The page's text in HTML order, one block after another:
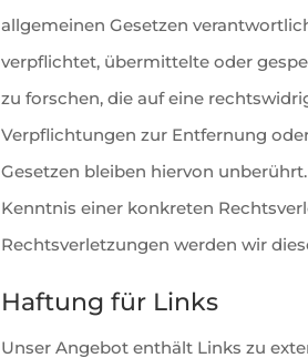
allgemeinen Gesetzen
verpflichtet, übermittelte oder
zu forschen, die auf eine
Verpflichtungen zur Entfernung
Gesetzen bleiben hiervon
Kenntnis einer konkreten
Rechtsverletzungen werden wir
Haftung für Links
Unser Angebot enthält Links zu